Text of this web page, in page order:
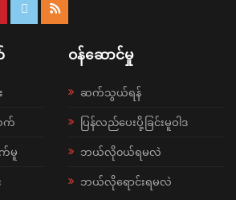
က်
မူ
ဝန်ဆောင်မှု
ဆက်သွယ်ရန်
ပြန်လည်ပေးပို့ခြင်းမူဝါဒ
ဘယ်လို၀ယ်ရမလဲ
ဘယ်လိုရောင်းရမလဲ